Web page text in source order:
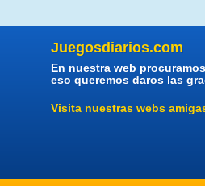
Juegosdiarios.com
En nuestra web
eso queremos daros las
Visita nuestras webs